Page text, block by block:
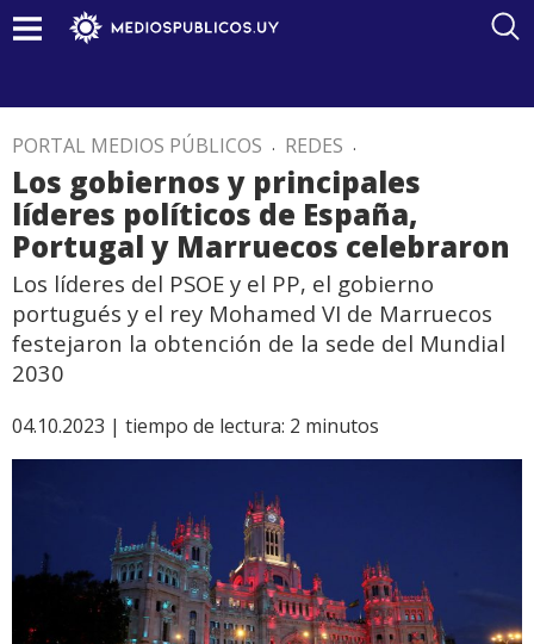
PORTAL MEDIOS PÚBLICOS . REDES .
Los gobiernos y principales
líderes políticos de España,
Portugal y Marruecos celebraron
Los líderes del PSOE y el PP, el gobierno
portugués y el rey Mohamed VI de Marruecos
festejaron la obtención de la sede del Mundial
2030
04.10.2023 | tiempo de lectura: 2 minutos